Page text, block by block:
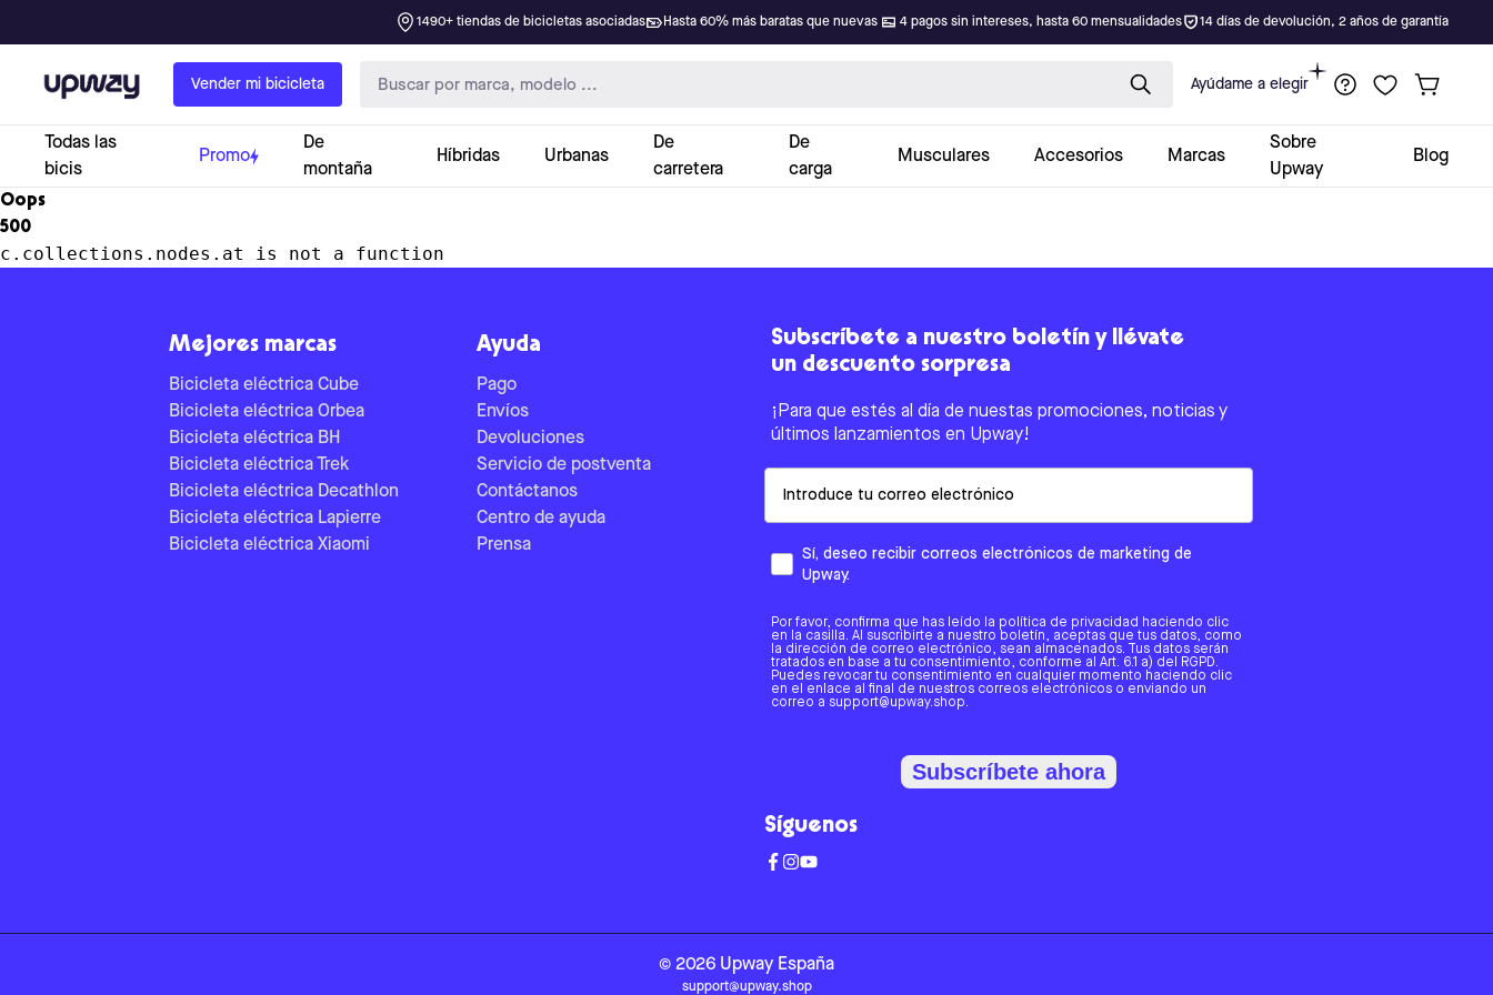
1490+ tiendas de bicicletas asociadas Hasta 60% más baratas que nuevas 4 pagos sin intereses, hasta 60 mensualidades 14 días de devolución, 2 años de garantía
Upway Vender mi bicicleta Ayúdame a elegir
Todas las
bicis
Promo
De
montaña
Híbridas Urbanas
De
carretera
De
carga
Musculares Accesorios Marcas
Sobre
Upway
Blog
Oops
500
c.collections.nodes.at is not a function
Mejores marcas
Bicicleta eléctrica Cube
Bicicleta eléctrica Orbea
Bicicleta eléctrica BH
Bicicleta eléctrica Trek
Bicicleta eléctrica Decathlon
Bicicleta eléctrica Lapierre
Bicicleta eléctrica Xiaomi
Ayuda
Pago
Envíos
Devoluciones
Servicio de postventa
Contáctanos
Centro de ayuda
Prensa
Subscríbete a nuestro boletín y llévate
un descuento sorpresa
¡Para que estés al día de nuestas promociones, noticias y
últimos lanzamientos en Upway!
Sí, deseo recibir correos electrónicos de marketing de
Upway.
Por favor, confirma que has leído la política de privacidad haciendo clic
en la casilla. Al suscribirte a nuestro boletín, aceptas que tus datos, como
la dirección de correo electrónico, sean almacenados. Tus datos serán
tratados en base a tu consentimiento, conforme al Art. 6.1 a) del RGPD.
Puedes revocar tu consentimiento en cualquier momento haciendo clic
en el enlace al final de nuestros correos electrónicos o enviando un
correo a support@upway.shop.
Subscríbete ahora
Síguenos
© 2026 Upway España
support@upway.shop